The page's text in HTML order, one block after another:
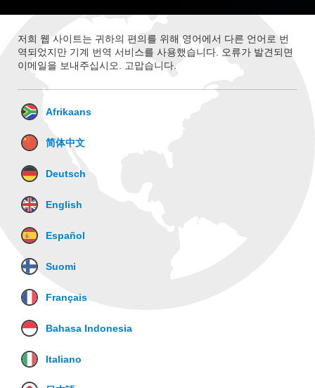
저희 웹 사이트는 귀하의 편의를 위해 영어에서 다른 언어로 번
역되었지만 기계 번역 서비스를 사용했습니다. 오류가 발견되면
이메일을 보내주십시오. 고맙습니다.
Afrikaans
简体中文
Deutsch
English
Español
Suomi
Français
Bahasa Indonesia
Italiano